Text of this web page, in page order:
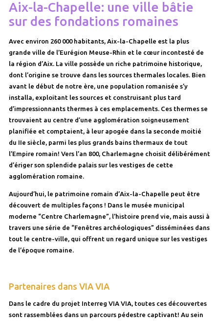
Aix-la-Chapelle: une ville bâtie
sur des fondations romaines
Avec environ 260 000 habitants, Aix-la-Chapelle est la plus
grande ville de l’Eurégion Meuse-Rhin et le cœur incontesté de
la région d’Aix. La ville possède un riche patrimoine historique,
dont l’origine se trouve dans les sources thermales locales. Bien
avant le début de notre ère, une population romanisée s’y
installa, exploitant les sources et construisant plus tard
d’impressionnants thermes à ces emplacements. Ces thermes se
trouvaient au centre d’une agglomération soigneusement
planifiée et comptaient, à leur apogée dans la seconde moitié
du IIe siècle, parmi les plus grands bains thermaux de tout
l’Empire romain! Vers l’an 800, Charlemagne choisit délibérément
d’ériger son splendide palais sur les vestiges de cette
agglomération romaine.
Aujourd’hui, le patrimoine romain d’Aix-la-Chapelle peut être
découvert de multiples façons ! Dans le musée municipal
moderne “Centre Charlemagne”, l’histoire prend vie, mais aussi à
travers une série de “Fenêtres archéologiques” disséminées dans
tout le centre-ville, qui offrent un regard unique sur les vestiges
de l’époque romaine.
Partenaires dans VIA VIA
Dans le cadre du projet Interreg VIA VIA, toutes ces découvertes
sont rassemblées dans un parcours pédestre captivant! Au sein